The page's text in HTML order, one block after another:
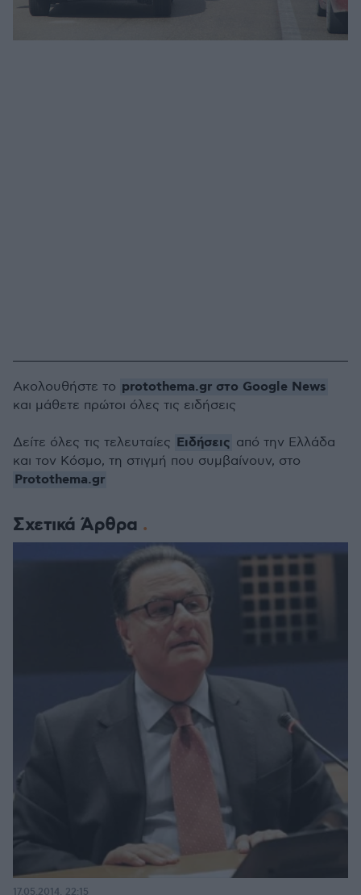
Σχετικά Άρθρα
17.05.2014, 22:15
Ακολουθήστε το protothema.gr στο Google News
και μάθετε πρώτοι όλες τις ειδήσεις
Δείτε όλες τις τελευταίες Ειδήσεις από την Ελλάδα
και τον Κόσμο, τη στιγμή που συμβαίνουν, στο
Protothema.gr